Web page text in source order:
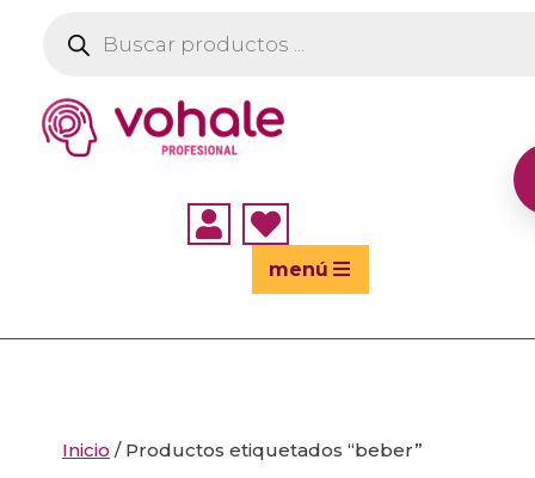
productos
 
menú
Inicio / Productos etiquetados “beber”